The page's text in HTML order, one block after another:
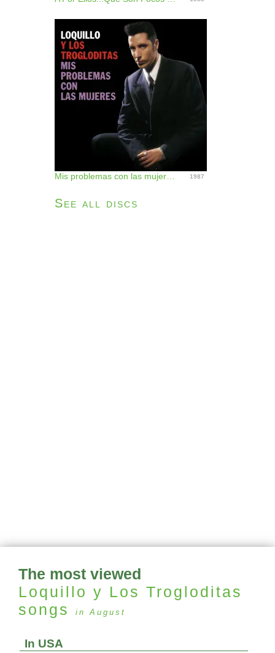
Mis problemas con las mujeres (Remaster 2017) 1987
See all discs
The most viewed
Loquillo y Los Trogloditas
songs
in August
In USA